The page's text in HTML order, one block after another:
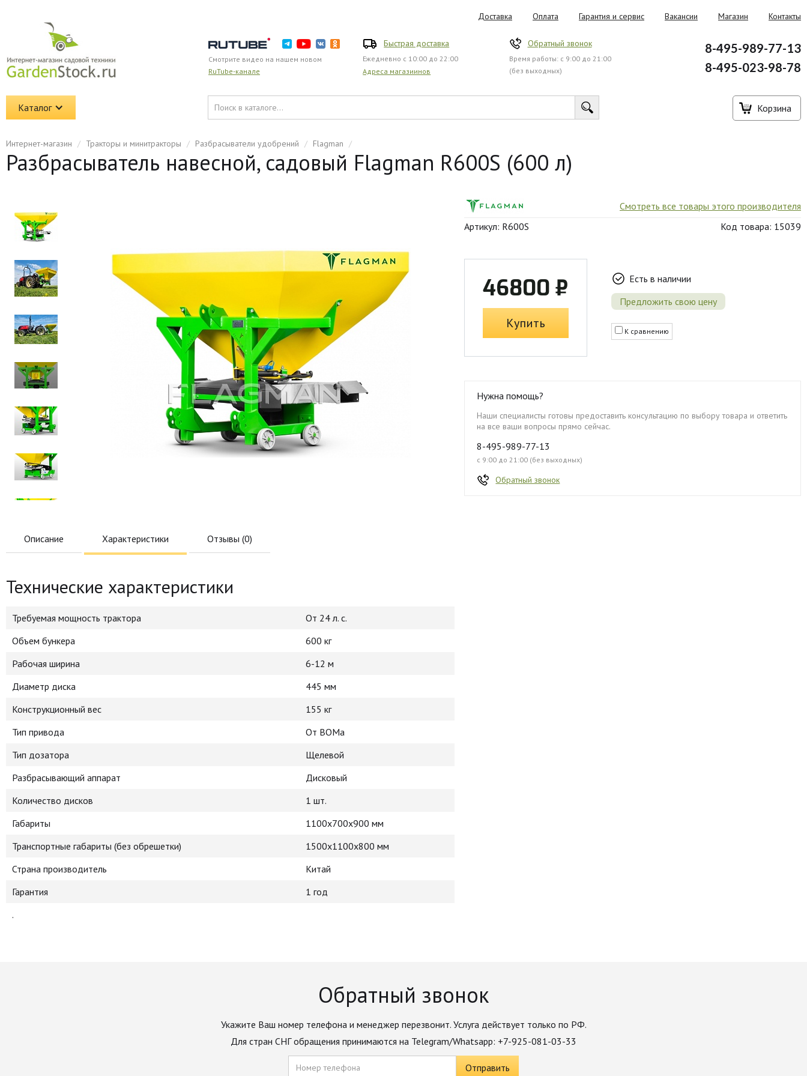
Доставка Оплата Гарантия и сервис Вакансии Магазин Контакты
Смотрите видео на нашем новом
RuTube-канале
Быстрая доставка
Ежедневно с 10:00 до 22:00
Адреса магазиинов
Обратный звонок
Время работы: с 9:00 до 21:00
(без выходных)
8-495-989-77-13
8-495-023-98-78
Каталог Корзина
Интернет-магазин / Тракторы и минитракторы / Разбрасыватели удобрений / Flagman /
Разбрасыватель навесной, садовый Flagman R600S (600 л)
Смотреть все товары этого производителя
Артикул: R600S
Код товара: 15039
46800 ₽
Купить
Есть в наличии
Предложить свою цену
К сравнению
Нужна помощь?
Наши специалисты готовы предоставить консультацию по выбору товара и ответить
на все ваши вопросы прямо сейчас.
8-495-989-77-13
с 9:00 до 21:00 (без выходных)
Обратный звонок
Описание Характеристики Отзывы (0)
Технические характеристики
Требуемая мощность трактора
От 24 л. с.
Объем бункера
600 кг
Рабочая ширина
6-12 м
Диаметр диска
445 мм
Конструкционный вес
155 кг
Тип привода
От ВОМа
Тип дозатора
Щелевой
Разбрасывающий аппарат
Дисковый
Количество дисков
1 шт.
Габариты
1100х700х900 мм
Транспортные габариты (без обрешетки)
1500х1100х800 мм
Страна производитель
Китай
Гарантия
1 год
.
Обратный звонок
Укажите Ваш номер телефона и менеджер перезвонит. Услуга действует только по РФ.
Для стран СНГ обращения принимаются на Telegram/Whatsapp: +7-925-081-03-33